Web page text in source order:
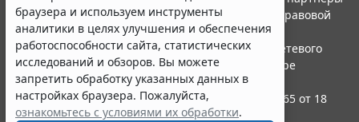
браузера и используем инструменты
аналитики в целях улучшения и обеспечения
работоспособности сайта, статистических
исследований и обзоров. Вы можете
запретить обработку указанных данных в
настройках браузера. Пожалуйста,
ознакомьтесь с условиями их обработки.
являются участниками Российской ассоциации правовой
информации ГАРАНТ.
Портал ГАРАНТ.РУ зарегистрирован в качестве сетевого
издания Федеральной службой по надзору в сфере
связи,информационных технологий и массовых
коммуникаций (Роскомнадзором), Эл № ФС77-58365 от 18
июня 2014 года.